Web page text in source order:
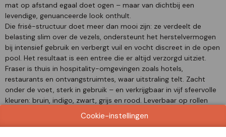
mat op afstand egaal doet ogen – maar van dichtbij een
levendige, genuanceerde look onthult.
Die frisé-structuur doet meer dan mooi zijn: ze verdeelt de
belasting slim over de vezels, ondersteunt het herstelvermogen
bij intensief gebruik en verbergt vuil en vocht discreet in de open
pool. Het resultaat is een entree die er altijd verzorgd uitziet.
Fraser is thuis in hospitality-omgevingen zoals hotels,
restaurants en ontvangstruimtes, waar uitstraling telt. Zacht
onder de voet, sterk in gebruik – en verkrijgbaar in vijf sfeervolle
kleuren: bruin, indigo, zwart, grijs en rood. Leverbaar op rollen
van 135 en 200 cm breed, en optioneel met een PVC-vrije rug
van Pura Backing™ voor een duurzame keuze.
Cookie-instellingen